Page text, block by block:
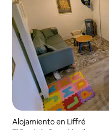
Alojamiento en Liffré